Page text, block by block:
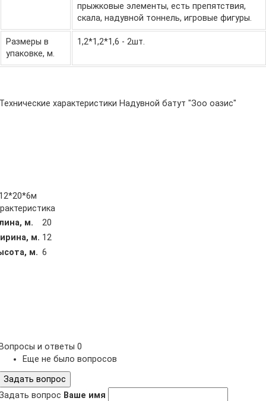
прыжковые элементы, есть препятствия,
скала, надувной тоннель, игровые фигуры.
Размеры в
упаковке, м.
1,2*1,2*1,6 - 2шт.
характеристики Надувной батут "Зоо оазис"
м.
20
м. 12
м. 6
и ответы 0
Еще не было вопросов
Задать вопрос
вопрос Ваше имя